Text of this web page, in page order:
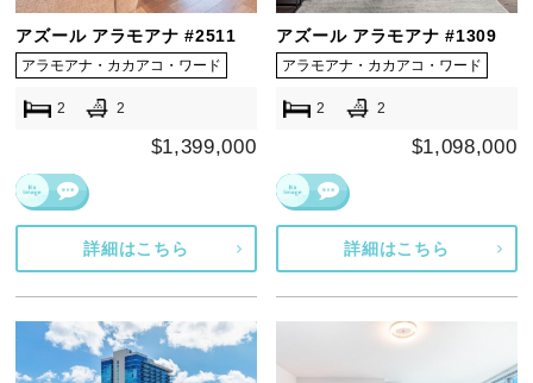
アズール アラモアナ #2511
アラモアナ・カカアコ・ワード
2 2
$1,399,000
詳細はこちら
アズール アラモアナ #1309
アラモアナ・カカアコ・ワード
2 2
$1,098,000
詳細はこちら